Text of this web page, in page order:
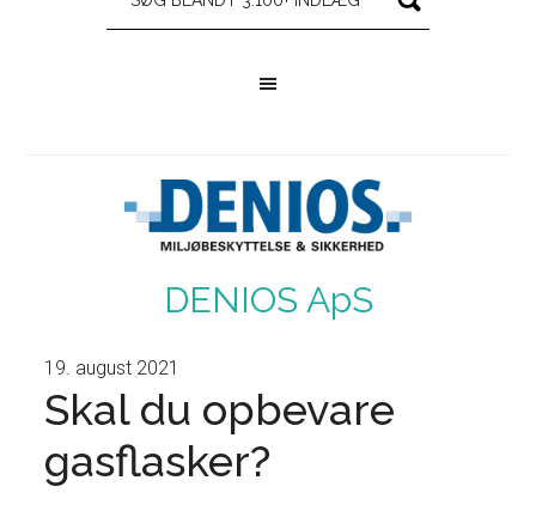
DENIOS ApS
19. august 2021
Skal du opbevare
gasflasker?